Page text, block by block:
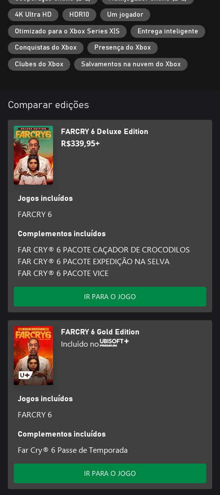
4K Ultra HD HDR10 Um jogador
Otimizado para o Xbox Series X|S Entrega inteligente
Conquistas do Xbox Presença do Xbox
Clubes do Xbox Salvamentos na nuvem do Xbox
Comparar edições
FARCRY 6 Deluxe Edition
R$339,95+
Jogos incluídos
FARCRY 6
Complementos incluídos
FAR CRY® 6 PACOTE CAÇADOR DE CROCODILOS
FAR CRY® 6 PACOTE EXPEDIÇÃO NA SELVA
FAR CRY® 6 PACOTE VICE
IR PARA O JOGO
FARCRY 6 Gold Edition
Incluído no
Jogos incluídos
FARCRY 6
Complementos incluídos
Far Cry® 6 Passe de Temporada
IR PARA O JOGO